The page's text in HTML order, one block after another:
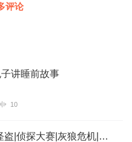
舒服
评论
讲睡前故事
10
神探迈克狐· 千面怪盗|侦探大赛|灰狼危机|多多罗